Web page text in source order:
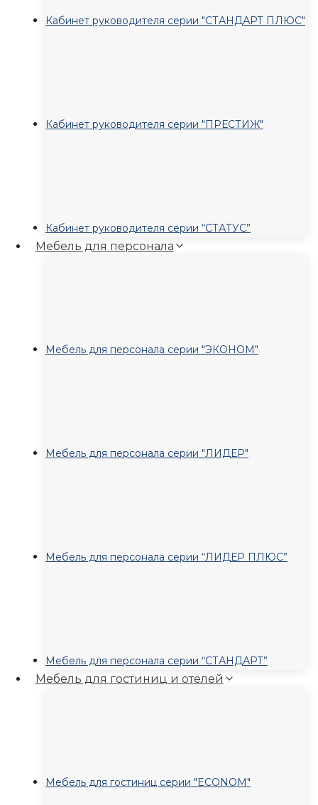
Кабинет руководителя серии "СТАНДАРТ ПЛЮС"
Кабинет руководителя серии "ПРЕСТИЖ"
Кабинет руководителя серии “СТАТУС”
Мебель для персонала
Мебель для персонала серии "ЭКОНОМ"
Мебель для персонала серии "ЛИДЕР"
Мебель для персонала серии “ЛИДЕР ПЛЮС”
Мебель для персонала серии “СТАНДАРТ”
Мебель для гостиниц и отелей
Мебель для гостиниц серии "ECONOM"